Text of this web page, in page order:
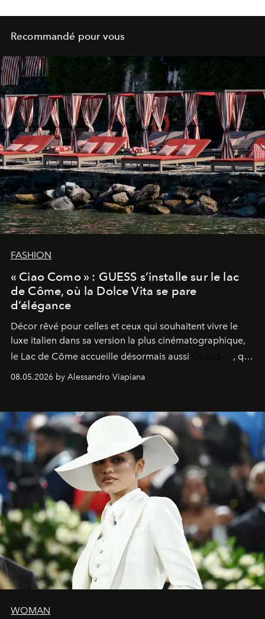
Recommandé pour vous
FASHION
« Ciao Como » : GUESS s’installe sur le lac
de Côme, où la Dolce Vita se pare
d’élégance
Décor rêvé pour celles et ceux qui souhaitent vivre le
luxe italien dans sa version la plus cinématographique,
le Lac de Côme accueille désormais aussi
, qui
signe un takeover entre boutiques, hôtels, bateaux et
fragrances. L’une des opérations de style les plus
08.05.2026 by Alessandro Viapiana
WOMAN